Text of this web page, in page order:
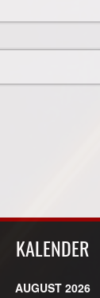
KALENDER
AUGUST 2026